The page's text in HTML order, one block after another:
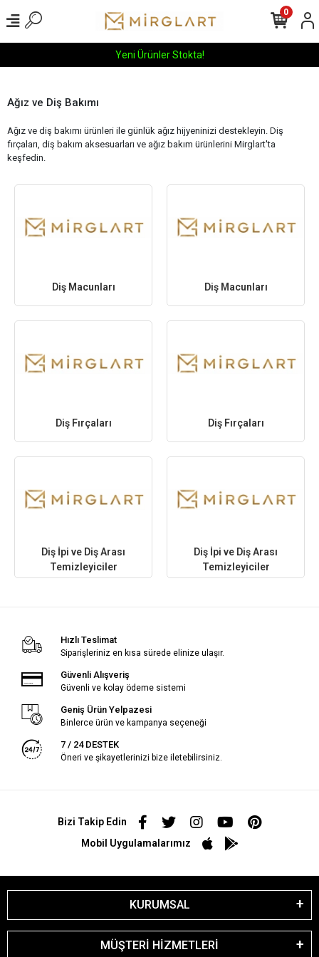
Yeni Ürünler Stokta!
0
Ağız ve Diş Bakımı
Ağız ve diş bakımı ürünleri ile günlük ağız hijyeninizi destekleyin. Diş
fırçaları, diş bakım aksesuarları ve ağız bakım ürünlerini Mirglart'ta
keşfedin.
Diş Macunları Diş Macunları
Diş Fırçaları Diş Fırçaları
Diş İpi ve Diş Arası
Temizleyiciler
Diş İpi ve Diş Arası
Temizleyiciler
Hızlı Teslimat
Siparişleriniz en kısa sürede elinize ulaşır.
Güvenli Alışveriş
Güvenli ve kolay ödeme sistemi
Geniş Ürün Yelpazesi
Binlerce ürün ve kampanya seçeneği
7 / 24 DESTEK
Öneri ve şikayetlerinizi bize iletebilirsiniz.
Bizi Takip Edin
Mobil Uygulamalarımız
KURUMSAL
MÜŞTERİ HİZMETLERİ